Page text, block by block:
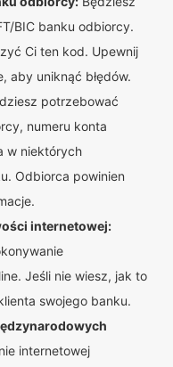
BIC banku odbiorcy.
Ci ten kod. Upewnij
aby uniknąć błędów.
potrzebować
numeru konta
w niektórych
Odbiorca powinien
internetowej:
Jeśli nie wiesz, jak to
swojego banku.
internetowej